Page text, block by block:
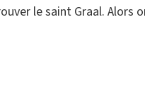
le saint Graal. Alors